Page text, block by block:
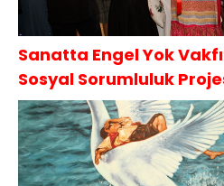
Sanatta Engel Yok
Sosyal Sorumluluk